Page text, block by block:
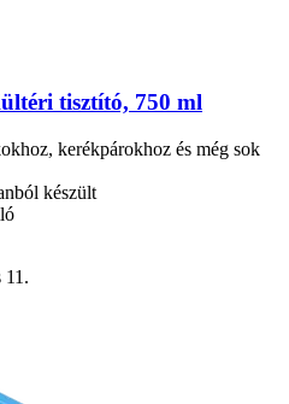
tisztító, 750 ml
kerékpárokhoz és még sok
készült
11.